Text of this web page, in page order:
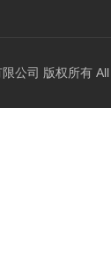
公司 版权所有